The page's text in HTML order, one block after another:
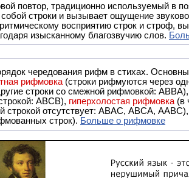
- это звуковой повтор, традиционно
строки и вызывает ощущение
восприятию строк и строф,
изысканному благозвучию слов.
чередования рифм в стихах.
рифмовка (строки рифмуются через
две другие строки со смежной рифмовкой: ABBA),
АBCB), гиперхолостая рифмовка (в
ABAC, ABCA, AABC), смешанная или вольная рифмовка (рифмовка в сложных строфах с различными
строк). Больше о рифмовке